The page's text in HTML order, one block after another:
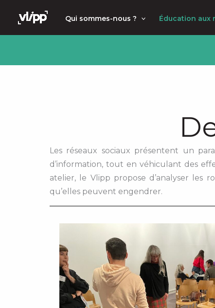
principal
Qui sommes-nous ? Éducation aux
Les réseaux sociaux présentent un
d’information, tout en véhiculant des
atelier, le Vlipp propose d’analyser les
qu’elles peuvent engendrer.